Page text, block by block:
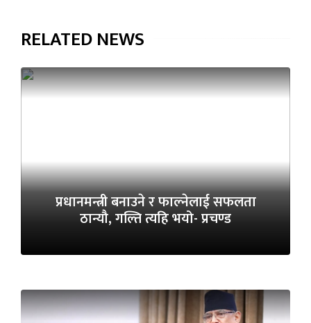
RELATED NEWS
प्रधानमन्त्री बनाउने र फाल्नेलाई सफलता
ठान्यौ, गल्ति त्यहि भयो- प्रचण्ड